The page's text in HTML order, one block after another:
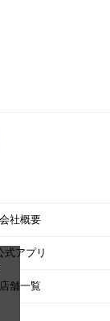
会社概要
式アプリ
店舗一覧